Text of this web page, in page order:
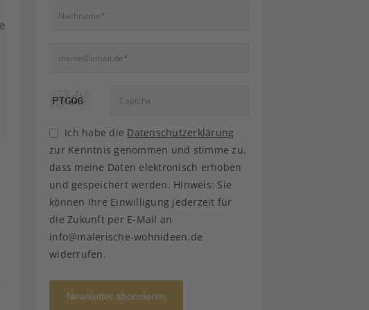
Ich habe die Datenschutzerklärung
zur Kenntnis genommen und stimme zu,
dass meine Daten elektronisch erhoben
und gespeichert werden. Hinweis: Sie
können Ihre Einwilligung jederzeit für
die Zukunft per E-Mail an
info@malerische-wohnideen.de
widerrufen.